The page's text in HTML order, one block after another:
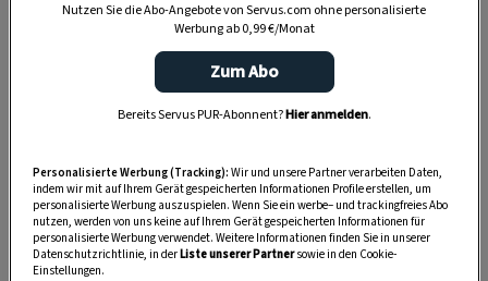
Anzeige
Nutzen Sie die Abo-Angebote von Servus.com ohne personalisierte
Werbung ab 0,99 €/Monat
Zum Abo
Bereits Servus PUR-Abonnent?Hier anmelden.
Personalisierte Werbung (Tracking): Wir und unsere Partner verarbeiten Daten,
indem wir mit auf Ihrem Gerät gespeicherten Informationen Profile erstellen, um
personalisierte Werbung auszuspielen. Wenn Sie ein werbe– und trackingfreies Abo
nutzen, werden von uns keine auf Ihrem Gerät gespeicherten Informationen für
personalisierte Werbung verwendet. Weitere Informationen finden Sie in unserer
Datenschutzrichtlinie, in derListe unserer Partnersowie in den Cookie-
Einstellungen.